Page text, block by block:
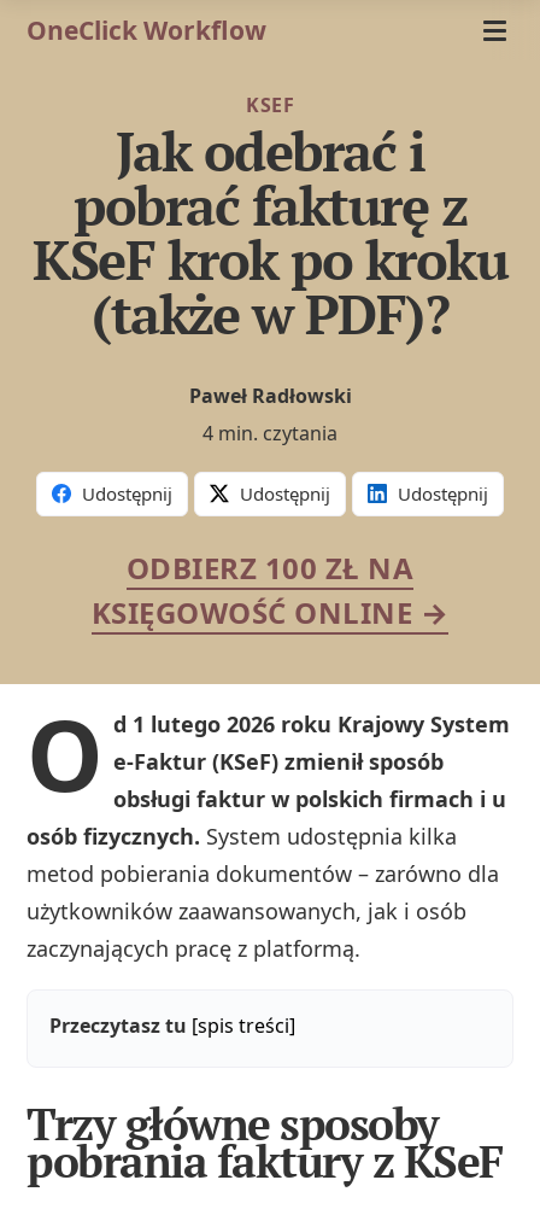
OneClick Workflow
KSEF
Jak odebrać i
pobrać fakturę z
KSeF krok po kroku
(także w PDF)?
Paweł Radłowski
4 min. czytania
Udostępnij Udostępnij Udostępnij
ODBIERZ 100 ZŁ NA
KSIĘGOWOŚĆ ONLINE →
O d 1 lutego 2026 roku Krajowy System
e-Faktur (KSeF) zmienił sposób
obsługi faktur w polskich firmach i u
osób fizycznych. System udostępnia kilka
metod pobierania dokumentów – zarówno dla
użytkowników zaawansowanych, jak i osób
zaczynających pracę z platformą.
Przeczytasz tu [spis treści]
Trzy główne sposoby
pobrania faktury z KSeF